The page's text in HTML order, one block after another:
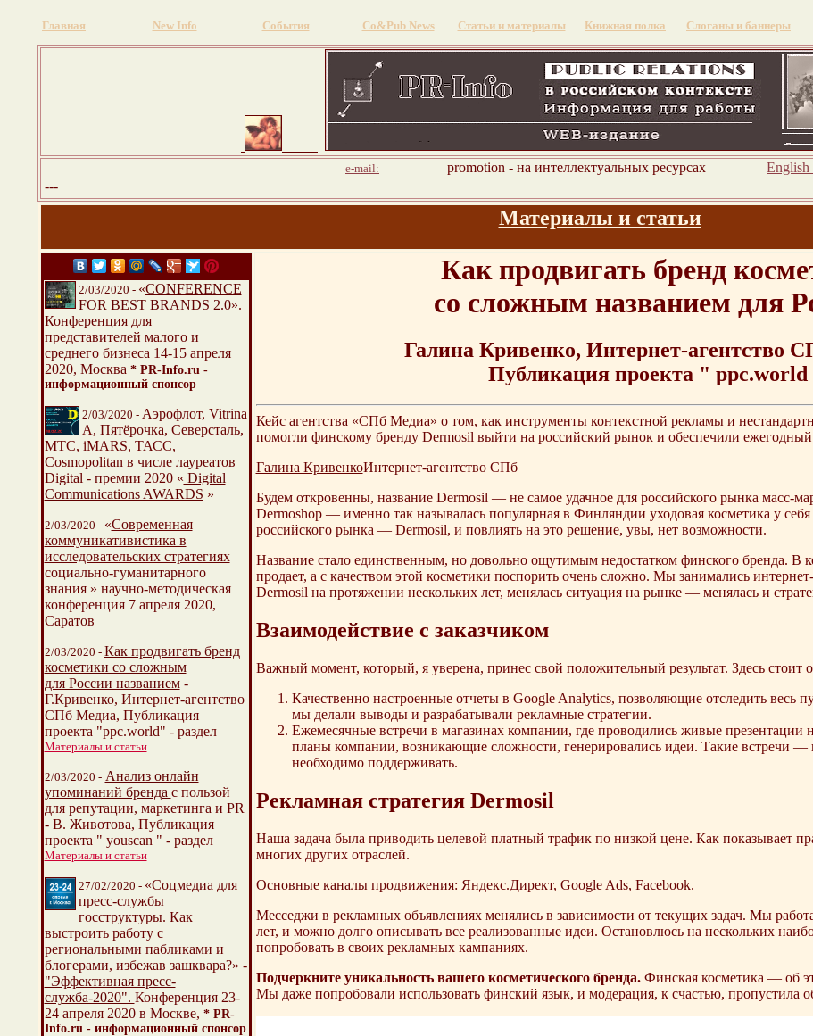
Главная New Info События Со&Pub News Статьи и материалы Книжная полка Слоганы и баннеры
e-mail: promotion - на интеллектуальных ресурсах English
---
Материалы и статьи
2/03/2020 - «CONFERENCE
FOR BEST BRANDS 2.0».
Конференция для
представителей малого и
среднего бизнеса 14-15 апреля
2020, Москва * PR-Info.ru -
информационный спонсор
2/03/2020 - Аэрофлот, Vitrina
A, Пятёрочка, Северсталь,
МТС, iMARS, ТАСС,
Cosmopolitan в числе лауреатов
Digital - премии 2020 « Digital
Communications AWARDS »
2/03/2020 - «Современная
коммуникативистика в
исследовательских стратегиях
социально-гуманитарного
знания » научно-методическая
конференция 7 апреля 2020,
Саратов
2/03/2020 - Как продвигать бренд
косметики со сложным
для России названием-
Г.Кривенко, Интернет-агентство
СПб Медиа, Публикация
проекта "ppc.world" - раздел
Материалы и статьи
2/03/2020 - Анализ онлайн
упоминаний бренда с пользой
для репутации, маркетинга и PR
- В. Животова, Публикация
проекта " youscan " - раздел
Материалы и статьи
27/02/2020 - «Соцмедиа для
пресс-службы
госструктуры. Как
выстроить работу с
региональными пабликами и
блогерами, избежав зашквара?» -
"Эффективная пресс-
служба-2020". Конференция 23-
24 апреля 2020 в Москве, * PR-
Info.ru - информационный спонсор
Как продвигать бренд
со сложным названием для
Галина Кривенко, Интернет-агентство
Публикация проекта "
Кейс агентства «СПб Медиа» о том, как инструменты контекстной рекламы и
помогли финскому бренду Dermosil выйти на российский рынок и обеспечили
Галина КривенкоИнтернет-агентство СПб
Будем откровенны, название Dermosil — не самое удачное для российского рынка масс-
Dermoshop — именно так называлась популярная в Финляндии уходовая косметика у себя
российского рынка — Dermosil, и повлиять на это решение, увы, нет возможности.
Название стало единственным, но довольно ощутимым недостатком финского бренда. В
продает, а с качеством этой косметики поспорить очень сложно. Мы занимались
Dermosil на протяжении нескольких лет, менялась ситуация на рынке — менялась и
Взаимодействие с заказчиком
Важный момент, который, я уверена, принес свой положительный результат. Здесь стоит
Качественно настроенные отчеты в Google Analytics, позволяющие отследить весь
мы делали выводы и разрабатывали рекламные стратегии.
Ежемесячные встречи в магазинах компании, где проводились живые презентации
планы компании, возникающие сложности, генерировались идеи. Такие встречи —
необходимо поддерживать.
Рекламная стратегия Dermosil
Наша задача была приводить целевой платный трафик по низкой цене. Как показывает
многих других отраслей.
Основные каналы продвижения: Яндекс.Директ, Google Ads, Facebook.
Месседжи в рекламных объявлениях менялись в зависимости от текущих задач. Мы
лет, и можно долго описывать все реализованные идеи. Остановлюсь на нескольких
попробовать в своих рекламных кампаниях.
Подчеркните уникальность вашего косметического бренда.Финская косметика — об
Мы даже попробовали использовать финский язык, и модерация, к счастью, пропустила